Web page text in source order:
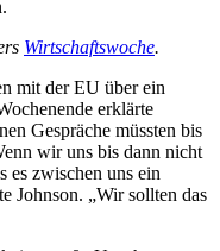
Wirtschaftswoche.
mit der EU über ein
erklärte
Gespräche müssten bis
wir uns bis dann nicht
es zwischen uns ein
Johnson. „Wir sollten das